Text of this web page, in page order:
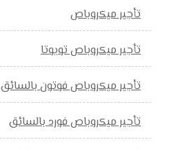
تأجير ميكروباص
تأجير ميكروباص تويوتا
تأجير ميكروباص فوتون بالسائق
تأجير ميكروباص فورد بالسائق